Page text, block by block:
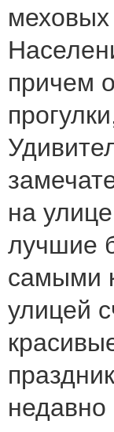
меховых
причем
на
лучшие
самыми
улицей